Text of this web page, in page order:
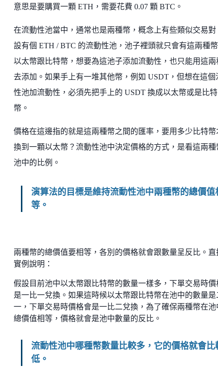
意思是要購買一顆 ETH，需要花費 0.07 顆 BTC。
在流動性池當中，通常也是兩種幣，概念上有些類似交易對
設有個 ETH / BTC 的流動性池，池子裡頭就只會有這兩種
以太幣跟比特幣，想要為這池子添加流動性，也只能用這兩
去添加。如果手上有一堆其他幣，例如 USDT，但想在這個
性池加流動性，必須先把手上的 USDT 換成以太幣或是比特
幣。
價格在這邊指的就是這兩種幣之間的匯率，要用多少比特幣
換到一顆以太幣？流動性池中決定價格的方式，是看這兩種
池中的比例。
演算法的目標是維持流動性池中兩種幣的總價值
等。
兩種幣的總價值要相等，各別的價格就會跟數量呈反比。直
實例說明：
假設目前池中以太幣跟比特幣的數量一樣多，下單交易時價
是一比一兌換。如果這時候以太幣跟比特幣在池中的數量是
一，下單交易時價格會是一比二兌換，為了確保兩種幣在池
總價值相等，價格就會是池中數量的反比。
流動性池中哪種幣數量比較多，它的價格就會比
低。